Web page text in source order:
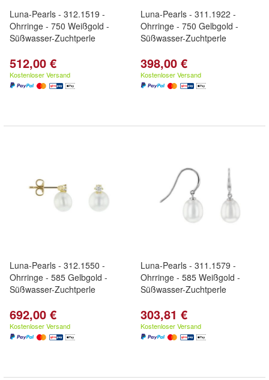
Luna-Pearls - 312.1519 -
Ohrringe - 750 Weißgold -
Süßwasser-Zuchtperle
512,00 €
Kostenloser Versand
Luna-Pearls - 311.1922 -
Ohrringe - 750 Gelbgold -
Süßwasser-Zuchtperle
398,00 €
Kostenloser Versand
Luna-Pearls - 312.1550 -
Ohrringe - 585 Gelbgold -
Süßwasser-Zuchtperle
692,00 €
Kostenloser Versand
Luna-Pearls - 311.1579 -
Ohrringe - 585 Weißgold -
Süßwasser-Zuchtperle
303,81 €
Kostenloser Versand